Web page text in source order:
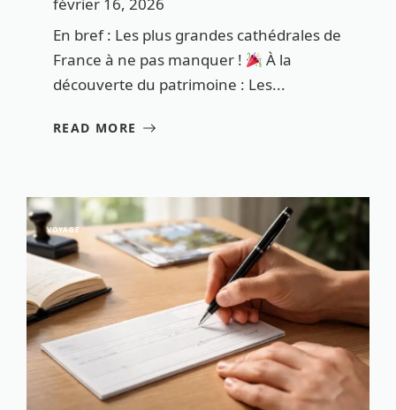
En bref : Les plus grandes cathédrales de
France à ne pas manquer !
À la
découverte du patrimoine : Les...
READ MORE
VOYAGE